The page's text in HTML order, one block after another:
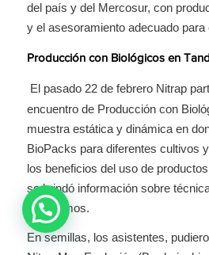
del país y del Mercosur, con
y el asesoramiento adecuado para
Producción con Biológicos en
El pasado 22 de febrero Nitrap
encuentro de Producción con
muestra estática y dinámica en
BioPacks para diferentes cultivos
los beneficios del uso de
se brindó información sobre
bioinsumos.
En semillas, los asistentes,